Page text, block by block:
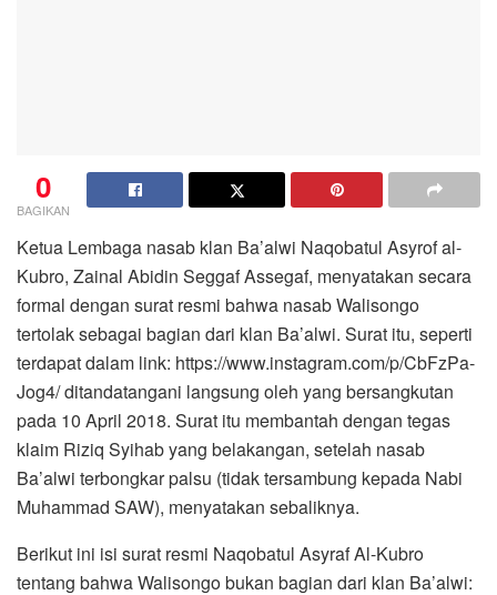
0
BAGIKAN
Ketua Lembaga nasab klan Ba’alwi Naqobatul Asyrof al-
Kubro, Zainal Abidin Seggaf Assegaf, menyatakan secara
formal dengan surat resmi bahwa nasab Walisongo
tertolak sebagai bagian dari klan Ba’alwi. Surat itu, seperti
terdapat dalam link: https://www.instagram.com/p/CbFzPa-
Jog4/ ditandatangani langsung oleh yang bersangkutan
pada 10 April 2018. Surat itu membantah dengan tegas
klaim Riziq Syihab yang belakangan, setelah nasab
Ba’alwi terbongkar palsu (tidak tersambung kepada Nabi
Muhammad SAW), menyatakan sebaliknya.
Berikut ini isi surat resmi Naqobatul Asyraf Al-Kubro
tentang bahwa Walisongo bukan bagian dari klan Ba’alwi: